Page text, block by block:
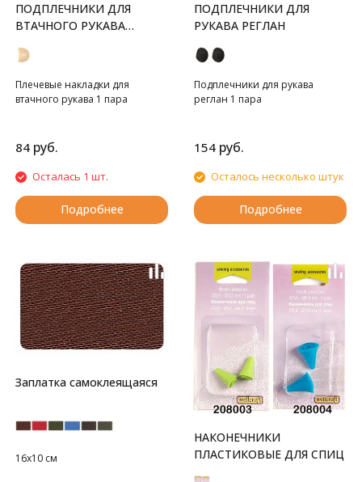
ПОДПЛЕЧНИКИ ДЛЯ
ВТАЧНОГО РУКАВА
Плечевые накладки для
втачного рукава 1 пара
84 руб.
Осталась 1 шт.
Подробнее
ПОДПЛЕЧНИКИ ДЛЯ
РУКАВА РЕГЛАН
Подплечники для рукава
реглан 1 пара
154 руб.
Осталось несколько штук
Подробнее
Заплатка самоклеящаяся
16х10 см
НАКОНЕЧНИКИ
ПЛАСТИКОВЫЕ ДЛЯ СПИЦ